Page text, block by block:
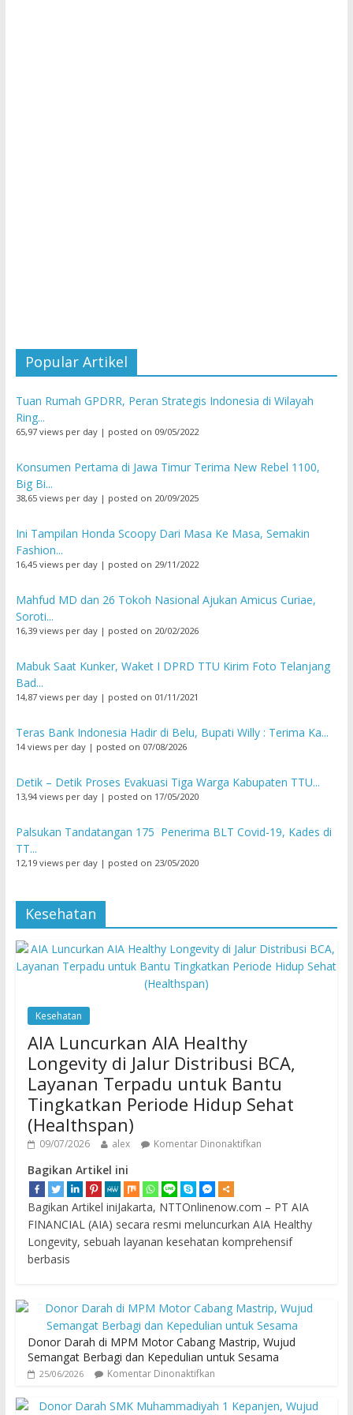
Popular Artikel
Tuan Rumah GPDRR, Peran Strategis Indonesia di Wilayah
Ring...
65,97 views per day| posted on 09/05/2022
Konsumen Pertama di Jawa Timur Terima New Rebel 1100,
Big Bi...
38,65 views per day| posted on 20/09/2025
Ini Tampilan Honda Scoopy Dari Masa Ke Masa, Semakin
Fashion...
16,45 views per day| posted on 29/11/2022
Mahfud MD dan 26 Tokoh Nasional Ajukan Amicus Curiae,
Soroti...
16,39 views per day| posted on 20/02/2026
Mabuk Saat Kunker, Waket I DPRD TTU Kirim Foto Telanjang
Bad...
14,87 views per day| posted on 01/11/2021
Teras Bank Indonesia Hadir di Belu, Bupati Willy : Terima Ka...
14 views per day| posted on 07/08/2026
Detik – Detik Proses Evakuasi Tiga Warga Kabupaten TTU...
13,94 views per day| posted on 17/05/2020
Palsukan Tandatangan 175 Penerima BLT Covid-19, Kades di
TT...
12,19 views per day| posted on 23/05/2020
Kesehatan
Kesehatan
AIA Luncurkan AIA Healthy
Longevity di Jalur Distribusi BCA,
Layanan Terpadu untuk Bantu
Tingkatkan Periode Hidup Sehat
(Healthspan)
09/07/2026 alex Komentar Dinonaktifkan
Bagikan Artikel ini
Bagikan Artikel iniJakarta, NTTOnlinenow.com – PT AIA
FINANCIAL (AIA) secara resmi meluncurkan AIA Healthy
Longevity, sebuah layanan kesehatan komprehensif
berbasis
Donor Darah di MPM Motor Cabang Mastrip, Wujud
Semangat Berbagi dan Kepedulian untuk Sesama
25/06/2026 Komentar Dinonaktifkan